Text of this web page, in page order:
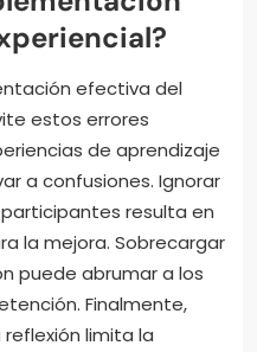
efectiva del
estos errores
de aprendizaje
a confusiones. Ignorar
resulta en
la mejora. Sobrecargar
puede abrumar a los
Finalmente,
limita la